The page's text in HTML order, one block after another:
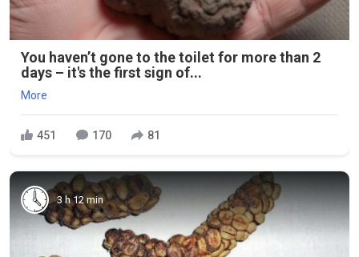
You haven’t gone to the toilet for more than 2
days – it's the first sign of...
More
451 170 81
3 h 12 min